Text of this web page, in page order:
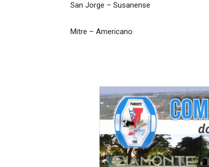
San Jorge – Susanense
Mitre – Americano